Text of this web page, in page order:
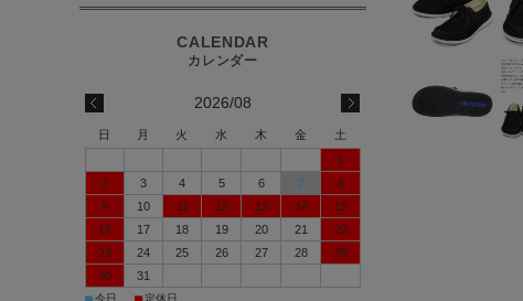
2026/08
日 月 火 水 木 金
土
1
2
3 4 5 6 7
8
9
10 11 12 13 14
15
16
17 18 19 20 21
22
23
24 25 26 27 28
29
30
31
今日 定休日